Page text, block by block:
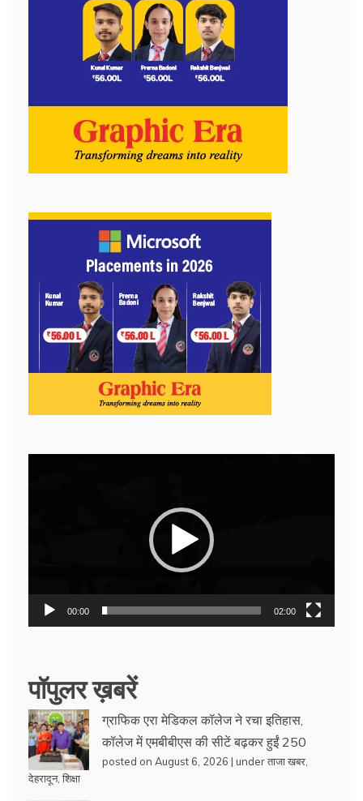
00:00 02:00
पॉपुलर ख़बरें
ग्राफिक एरा मेडिकल कॉलेज ने रचा इतिहास,
कॉलेज में एमबीबीएस की सीटें बढ़कर हुईं 250
posted on August 6, 2026 | underताजा खबर
देहरादून, शिक्षा